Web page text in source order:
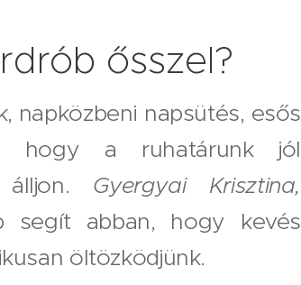
ősszel?
napközbeni napsütés, esős
hogy a ruhatárunk jól
álljon. Gyergyai Krisztina,
segít abban, hogy kevés
öltözködjünk.